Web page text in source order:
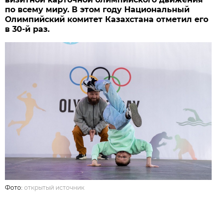
по всему миру. В этом году Национальный
Олимпийский комитет Казахстана отметил его
в 30-й раз.
Фото:открытый источник